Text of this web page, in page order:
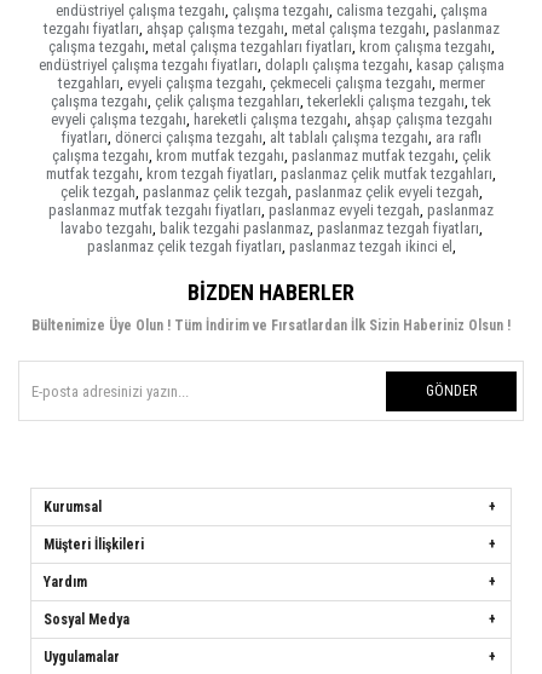
endüstriyel çalışma tezgahı, çalışma tezgahı, calisma tezgahi, çalışma
tezgahı fiyatları, ahşap çalışma tezgahı, metal çalışma tezgahı, paslanmaz
çalışma tezgahı, metal çalışma tezgahları fiyatları, krom çalışma tezgahı,
endüstriyel çalışma tezgahı fiyatları, dolaplı çalışma tezgahı, kasap çalışma
tezgahları, evyeli çalışma tezgahı, çekmeceli çalışma tezgahı, mermer
çalışma tezgahı, çelik çalışma tezgahları, tekerlekli çalışma tezgahı, tek
evyeli çalışma tezgahı, hareketli çalışma tezgahı, ahşap çalışma tezgahı
fiyatları, dönerci çalışma tezgahı, alt tablalı çalışma tezgahı, ara raflı
çalışma tezgahı, krom mutfak tezgahı, paslanmaz mutfak tezgahı, çelik
mutfak tezgahı, krom tezgah fiyatları, paslanmaz çelik mutfak tezgahları,
çelik tezgah, paslanmaz çelik tezgah, paslanmaz çelik evyeli tezgah,
paslanmaz mutfak tezgahı fiyatları, paslanmaz evyeli tezgah, paslanmaz
lavabo tezgahı, balik tezgahi paslanmaz, paslanmaz tezgah fiyatları,
paslanmaz çelik tezgah fiyatları, paslanmaz tezgah ikinci el ,
BIZDEN HABERLER
Bültenimize Üye Olun ! Tüm İndirim ve Fırsatlardan İlk Sizin Haberiniz Olsun !
GÖNDER
Kurumsal
Müşteri İlişkileri
Yardım
Sosyal Medya
Uygulamalar